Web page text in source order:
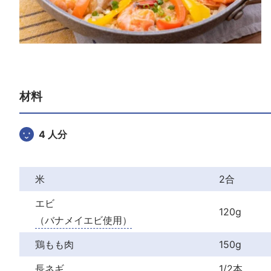
材料
4 人分
米
2合
エビ
（バナメイエビ使用）
120g
鶏もも肉
150g
長ネギ
1/2本